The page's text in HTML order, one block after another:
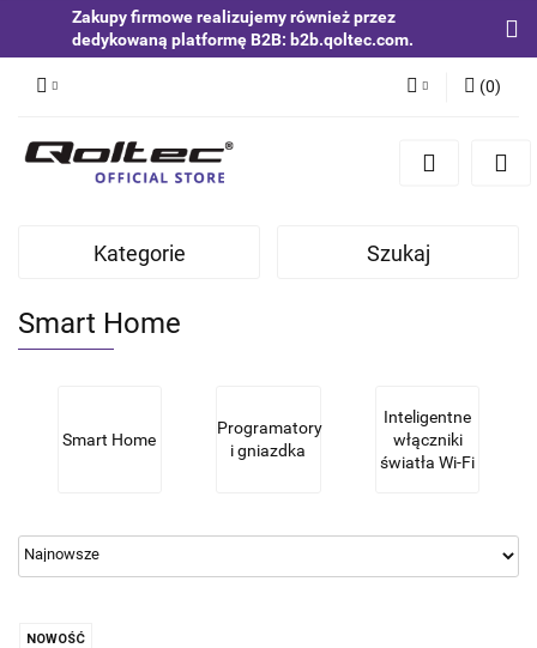
Zakupy firmowe realizujemy również przez
dedykowaną platformę B2B: b2b.qoltec.com.
Zaloguj się
Zgody cookies
(0)
Kategorie Szukaj
Smart Home
Smart Home
Programatory
i gniazdka
Inteligentne
włączniki
światła Wi-Fi
NOWOŚĆ